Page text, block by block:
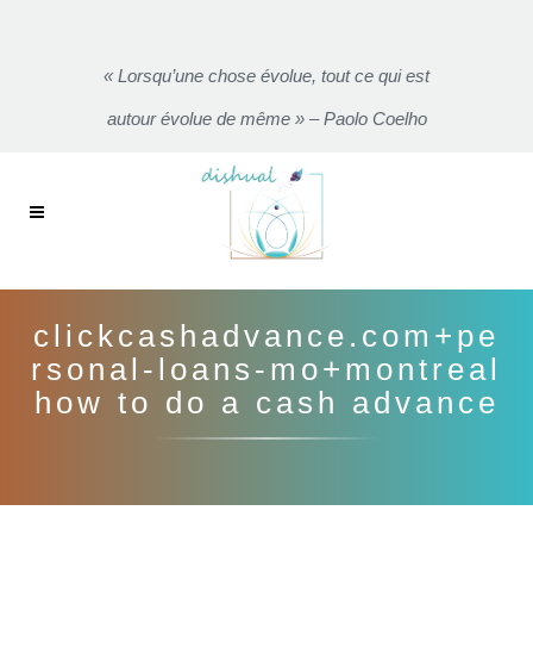
« Lorsqu’une chose évolue, tout ce qui est
autour évolue de même » – Paolo Coelho
clickcashadvance.com+pe
rsonal-loans-mo+montreal
how to do a cash advance